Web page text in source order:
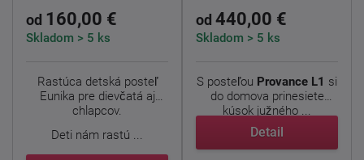
od 160,00 €
Skladom > 5 ks
Rastúca detská posteľ
Eunika pre dievčatá aj
chlapcov.
Deti nám rastú ...
od 440,00 €
Skladom > 5 ks
S posteľou Provance L1 si
do domova prinesiete
kúsok južného ...
Detail